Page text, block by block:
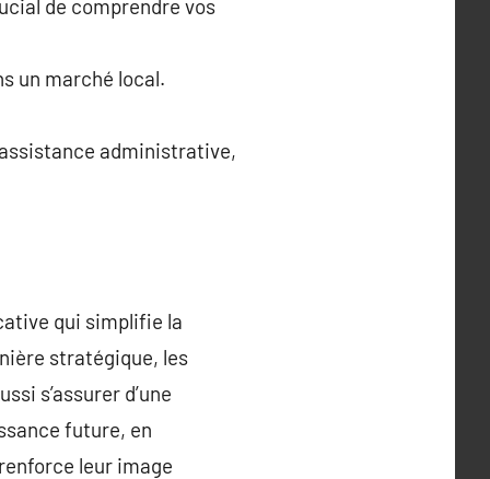
de comprendre vos
un marché local.
administrative,
qui simplifie la
stratégique, les
s’assurer d’une
future, en
leur image